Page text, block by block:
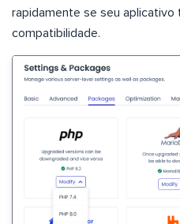
rapidamente se seu aplicativo
compatibilidade.